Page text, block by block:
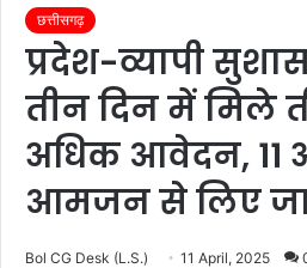
छत्तीसगढ़
प्रदेश-व्यापी
तीन दिन में मिले
अधिक आवेदन, 11
आमजन से लिए
Bol CG Desk (L.S.) 11 April, 2025